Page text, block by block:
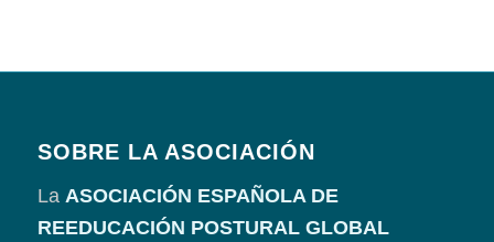
SOBRE LA ASOCIACIÓN
La ASOCIACIÓN ESPAÑOLA DE
REEDUCACIÓN POSTURAL GLOBAL